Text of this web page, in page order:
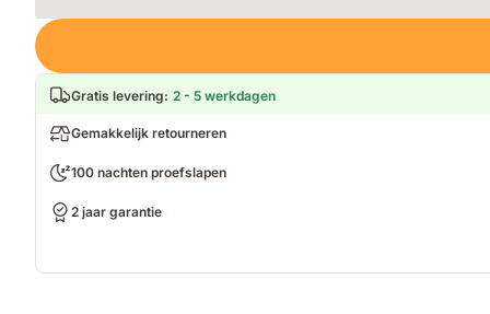
Loading
Gratis levering: 2 - 5 werkdagen
Gemakkelijk retourneren
100 nachten proefslapen
2 jaar garantie